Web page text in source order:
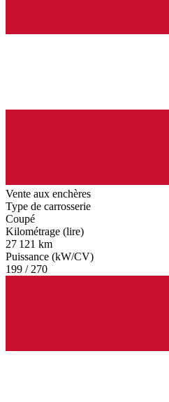
Vente aux enchères
Type de carrosserie
Coupé
Kilométrage (lire)
27 121 km
Puissance (kW/CV)
199 / 270